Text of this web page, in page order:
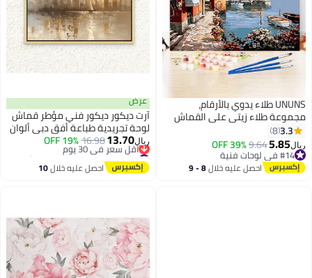
UNUNS طلاء يدوي بالأرقام،
مجموعة طلاء زيتي على القماش
بصبغة أكريليك، مجموعة طلاء
للبالغين بالأرقام على القماش
لديكور الحائط المنزلي، 40 × 50 سم
3.3
8
ريال5.85
9.64
39% OFF
#14 في لوحات فنية
#14 في لوحات فنية احصل عليه خلال 8 - 9
عرض
آرت دیکور ديكور فني مؤطر قماش
لوحة تجريدية طباعة أفق دبي ألوان
بنية محايدة جدار الفن طباعة ديكور
لمكتب غرفة المعيشة غرفة نوم
الهدايا
ريال13.70
16.98
19% OFF
أقل سعر في 30 يوماحصل عليه خلال10